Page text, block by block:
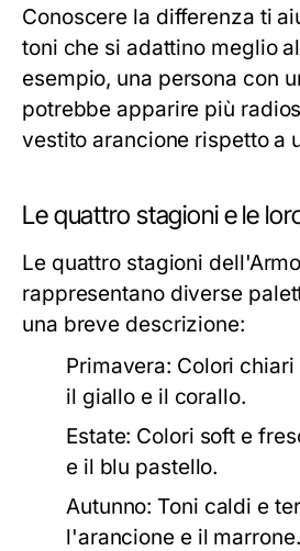
Conoscere la differenza ti
toni che si adattino meglio
esempio, una persona con
potrebbe apparire più
vestito arancione rispetto a
Le quattro stagioni e le
Le quattro stagioni
rappresentano diverse
una breve descrizione:
Primavera: Colori
il giallo e il corallo.
Estate: Colori soft e
e il blu pastello.
Autunno: Toni caldi e
l'arancione e il marrone.